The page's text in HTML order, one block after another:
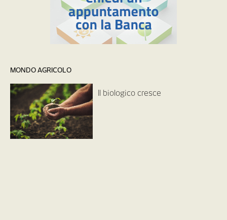
MONDO AGRICOLO
Il biologico cresce